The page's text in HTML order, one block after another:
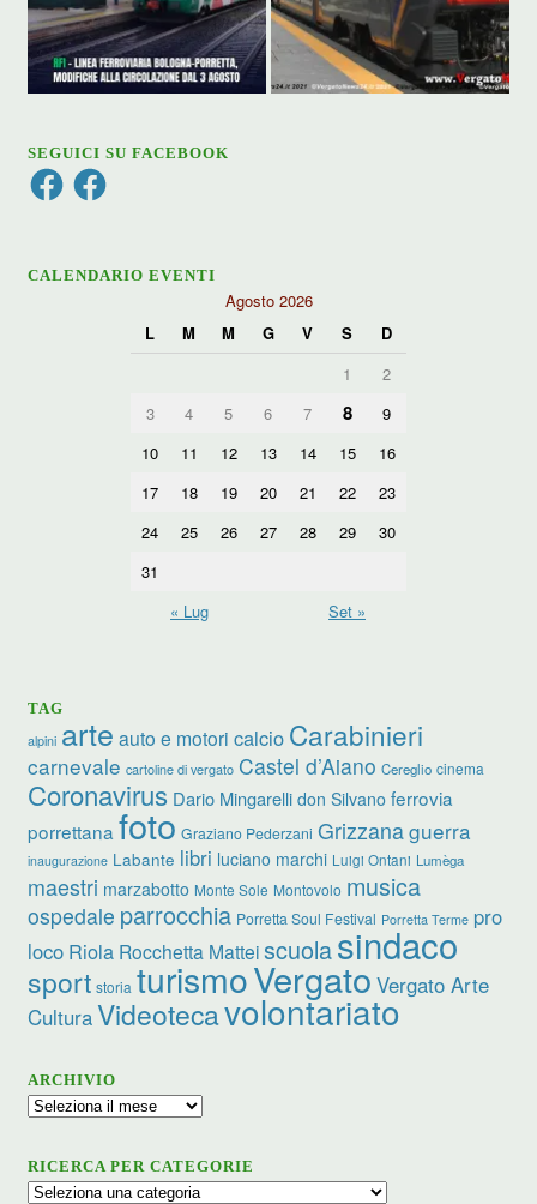
SEGUICI SU FACEBOOK
FacebookFacebook
CALENDARIO EVENTI
Agosto 2026
L
M M G V S
D
1
2
3
4 5 6 7 8
9
10
11 12 13 14 15
16
17
18 19 20 21 22
23
24
25 26 27 28 29
30
31
« Lug
Set »
TAG
alpini arte auto e motori calcio Carabinieri
carnevale cartoline di vergato Castel d’Aiano Cereglio cinema
Coronavirus Dario Mingarelli don Silvano ferrovia
porrettana foto Graziano Pederzani Grizzanaguerra
inaugurazione Labante libri luciano marchi Luigi Ontani Lumèga
maestri marzabotto Monte Sole Montovolo musica
ospedale parrocchia Porretta Soul Festival Porretta Terme pro
loco Riola Rocchetta Matteiscuolasindaco
sport storia turismoVergato Vergato Arte
CulturaVideotecavolontariato
ARCHIVIO
Archivio
RICERCA PER CATEGORIE
Ricerca